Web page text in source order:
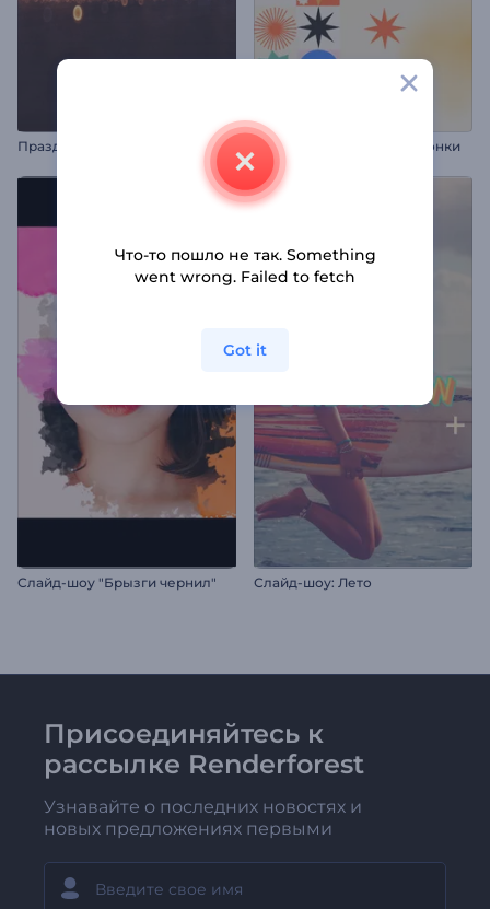
П
раздничная новогодняя заставка Интро: Разноцветные иконки
Слайд-шоу "Брызги чернил" Слайд-шоу: Лето
Присоединяйтесь к
рассылке Renderforest
Узнавайте о последних новостях и
новых предложениях первыми
Что-то пошло не так. Something
went wrong. Failed to fetch
Got it